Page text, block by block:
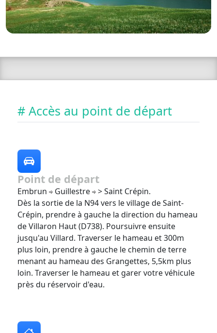
# Accès au point de départ
Point de départ
Embrun Guillestre
> Saint Crépin.
Dès la sortie de la N94 vers le village de Saint-
Crépin, prendre à gauche la direction du hameau
de Villaron Haut (D738). Poursuivre ensuite
jusqu'au Villard. Traverser le hameau et 300m
plus loin, prendre à gauche le chemin de terre
menant au hameau des Grangettes, 5,5km plus
loin. Traverser le hameau et garer votre véhicule
près du réservoir d'eau.